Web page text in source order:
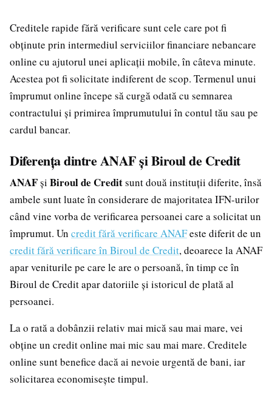
Creditele rapide fără verificare sunt cele care pot fi
obținute prin intermediul serviciilor financiare nebancare
online cu ajutorul unei aplicații mobile, în câteva minute.
Acestea pot fi solicitate indiferent de scop. Termenul unui
împrumut online începe să curgă odată cu semnarea
contractului și primirea împrumutului în contul tău sau pe
cardul bancar.
Diferența dintre ANAF și Biroul de Credit
ANAFși Biroul de Creditsunt două instituții diferite, însă
ambele sunt luate în considerare de majoritatea IFN-urilor
când vine vorba de verificarea persoanei care a solicitat un
împrumut. Un credit fără verificare ANAFeste diferit de un
credit fără verificare în Biroul de Credit, deoarece la ANAF
apar veniturile pe care le are o persoană, în timp ce în
Biroul de Credit apar datoriile și istoricul de plată al
persoanei.
La o rată a dobânzii relativ mai mică sau mai mare, vei
obține un credit online mai mic sau mai mare. Creditele
online sunt benefice dacă ai nevoie urgentă de bani, iar
solicitarea economisește timpul.